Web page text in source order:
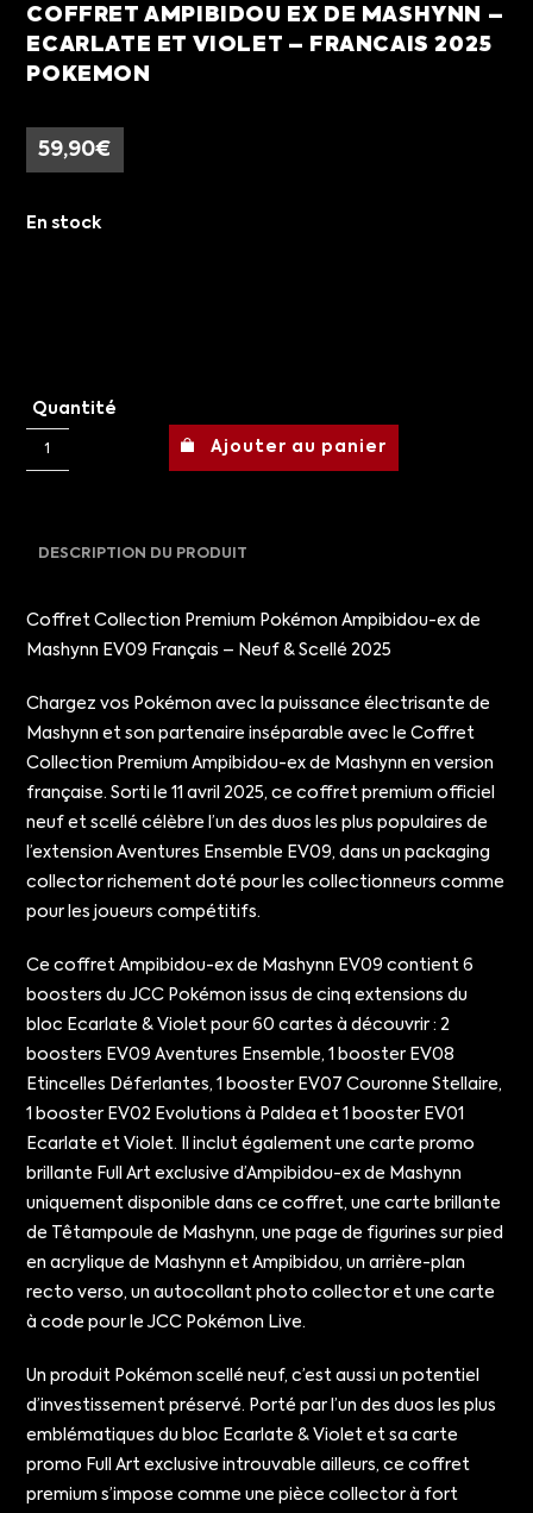
COFFRET AMPIBIDOU EX DE MASHYNN –
ECARLATE ET VIOLET – FRANCAIS 2025
POKEMON
59,90€
En stock
Quantité
Ajouter au panier
DESCRIPTION DU PRODUIT
Coffret Collection Premium Pokémon Ampibidou-ex de
Mashynn EV09 Français – Neuf & Scellé 2025
Chargez vos Pokémon avec la puissance électrisante de
Mashynn et son partenaire inséparable avec le Coffret
Collection Premium Ampibidou-ex de Mashynn en version
française. Sorti le 11 avril 2025, ce coffret premium officiel
neuf et scellé célèbre l’un des duos les plus populaires de
l’extension Aventures Ensemble EV09, dans un packaging
collector richement doté pour les collectionneurs comme
pour les joueurs compétitifs.
Ce coffret Ampibidou-ex de Mashynn EV09 contient 6
boosters du JCC Pokémon issus de cinq extensions du
bloc Ecarlate & Violet pour 60 cartes à découvrir : 2
boosters EV09 Aventures Ensemble, 1 booster EV08
Etincelles Déferlantes, 1 booster EV07 Couronne Stellaire,
1 booster EV02 Evolutions à Paldea et 1 booster EV01
Ecarlate et Violet. Il inclut également une carte promo
brillante Full Art exclusive d’Ampibidou-ex de Mashynn
uniquement disponible dans ce coffret, une carte brillante
de Têtampoule de Mashynn, une page de figurines sur pied
en acrylique de Mashynn et Ampibidou, un arrière-plan
recto verso, un autocollant photo collector et une carte
à code pour le JCC Pokémon Live.
Un produit Pokémon scellé neuf, c’est aussi un potentiel
d’investissement préservé. Porté par l’un des duos les plus
emblématiques du bloc Ecarlate & Violet et sa carte
promo Full Art exclusive introuvable ailleurs, ce coffret
premium s’impose comme une pièce collector à fort